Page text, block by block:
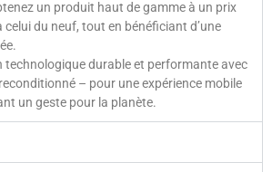
un produit haut de gamme à un prix
celui du neuf, tout en bénéficiant d’une
technologique durable et performante avec
– pour une expérience mobile
un geste pour la planète.